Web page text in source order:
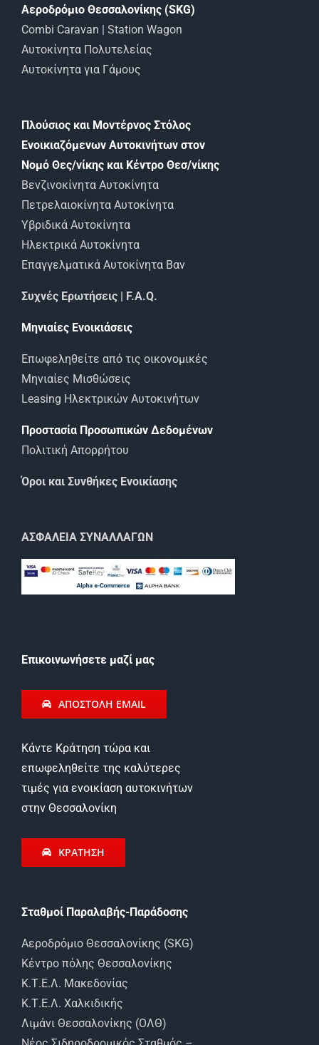
Αεροδρόμιο Θεσσαλονίκης (SKG)
Combi Caravan | Station Wagon
Αυτοκίνητα Πολυτελείας
Αυτοκίνητα για Γάμους
Πλούσιος και Μοντέρνος Στόλος
Ενοικιαζόμενων Αυτοκινήτων στον
Νομό Θες/νίκης και Κέντρο Θεσ/νίκης
Βενζινοκίνητα Αυτοκίνητα
Πετρελαιοκίνητα Αυτοκίνητα
Υβριδικά Αυτοκίνητα
Ηλεκτρικά Αυτοκίνητα
Επαγγελματικά Αυτοκίνητα Βαν
Συχνές Ερωτήσεις | F.A.Q.
Μηνιαίες Ενοικιάσεις
Επωφεληθείτε από τις οικονομικές
Μηνιαίες Μισθώσεις
Leasing Ηλεκτρικών Αυτοκινήτων
Προστασία Προσωπικών Δεδομένων
Πολιτική Απορρήτου
Όροι και Συνθήκες Ενοικίασης
ΑΣΦΑΛΕΙΑ ΣΥΝΑΛΛΑΓΩΝ
Eπικοινωνήσετε μαζί μας
ΑΠΟΣΤΟΛΗ EMAIL
Κάντε Κράτηση τώρα και
επωφεληθείτε της καλύτερες
τιμές για ενοικίαση αυτοκινήτων
στην Θεσσαλονίκη
ΚΡΑΤΗΣΗ
Σταθμοί Παραλαβής-Παράδοσης
Αεροδρόμιο Θεσσαλονίκης (SKG)
Κέντρο πόλης Θεσσαλονίκης
Κ.Τ.Ε.Λ. Μακεδονίας
Κ.Τ.Ε.Λ. Χαλκιδικής
Λιμάνι Θεσσαλονίκης (ΟΛΘ)